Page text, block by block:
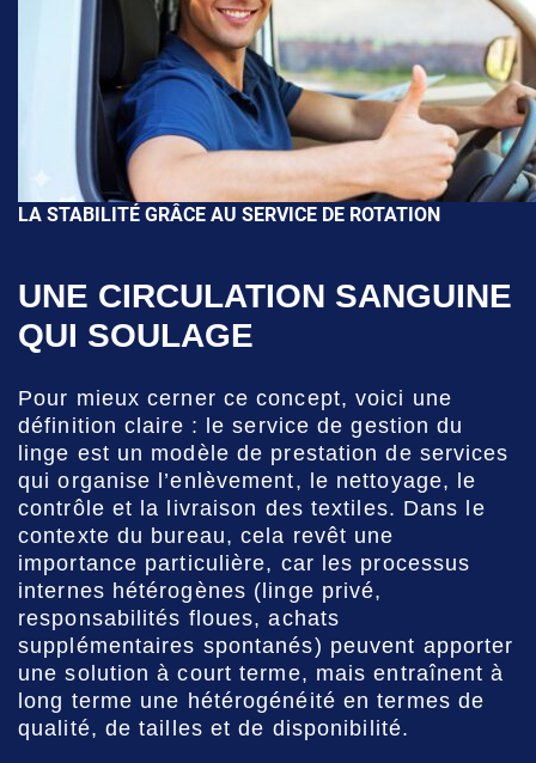
LA STABILITÉ GRÂCE AU SERVICE DE ROTATION
UNE CIRCULATION SANGUINE
QUI SOULAGE
Pour mieux cerner ce concept, voici une
définition claire : le service de gestion du
linge est un modèle de prestation de services
qui organise l’enlèvement, le nettoyage, le
contrôle et la livraison des textiles. Dans le
contexte du bureau, cela revêt une
importance particulière, car les processus
internes hétérogènes (linge privé,
responsabilités floues, achats
supplémentaires spontanés) peuvent apporter
une solution à court terme, mais entraînent à
long terme une hétérogénéité en termes de
qualité, de tailles et de disponibilité.